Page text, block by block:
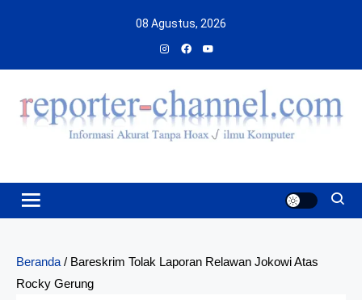
08 Agustus, 2026
Beranda / Bareskrim Tolak Laporan Relawan Jokowi Atas
Rocky Gerung